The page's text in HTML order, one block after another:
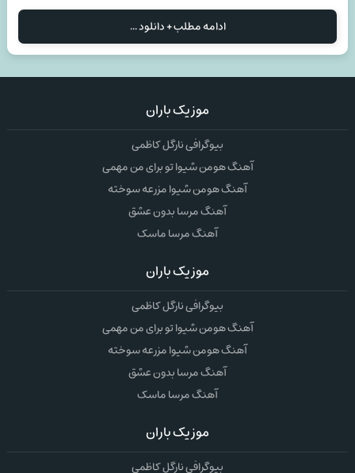
ادامه مطلب + دانلود ...
موزیک باران
بیوگرافی نارگل کاظمی
آهنگ هومن شیوا تو برای من مهمی
آهنگ هومن شیوا مزرعه سوخته
آهنگ مرسا بدون عشق
آهنگ مرسا ماسک
موزیک باران
بیوگرافی نارگل کاظمی
آهنگ هومن شیوا تو برای من مهمی
آهنگ هومن شیوا مزرعه سوخته
آهنگ مرسا بدون عشق
آهنگ مرسا ماسک
موزیک باران
بیوگرافی نارگل کاظمی